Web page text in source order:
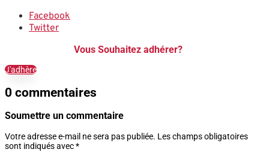
Facebook
Twitter
Vous Souhaitez adhérer?
J'adhère
0 commentaires
Soumettre un commentaire
Votre adresse e-mail ne sera pas publiée. Les champs obligatoires
sont indiqués avec*